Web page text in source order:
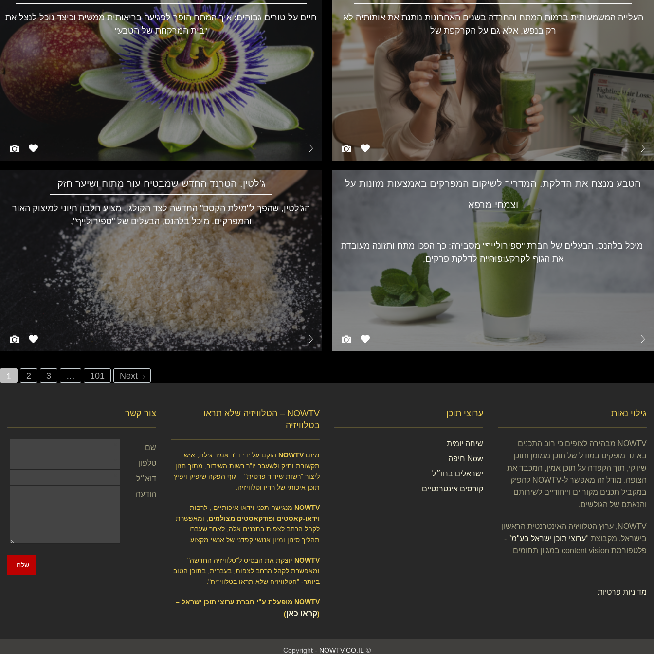
העלייה המשמעותית ברמות המתח והחרדה בשנים האחרונות נותנת את אותותיה לא
רק בנפש, אלא גם על הקרקפת של
חיים על טורים גבוהים: איך המתח הופך לפגיעה בריאותית ממשית וכיצד נוכל לנצל את
"בית המרקחת של הטבע"
הטבע מנצח את הדלקת: המדריך לשיקום המפרקים באמצעות מזונות על
וצמחי מרפא
בריאות
מיכל בלהנס, הבעלים של חברת "ספירולייף" מסבירה: כך הפכו מתח ותזונה מעובדת
את הגוף לקרקע פורייה לדלקת פרקים,
ג'לטין: הטרנד החדש שמבטיח עור מתוח ושיער חזק
הג'לטין, שהפך ל"מילת הקסם" החדשה לצד הקולגן, מציע חלבון חיוני למיצוק האור
והמפרקים. מיכל בלהנס, הבעלים של "ספירולייף",
1 2 3 … 101 Next
צור קשר
שם
טלפון
דוא״ל
הודעה
שלח
NOWTV – הטלוויזיה שלא תראו
בטלוויזיה
מיזם NOWTV הוקם על ידי ד"ר אמיר גילת, איש
תקשורת ותיק ולשעבר יו"ר רשות השידור, מתוך חזון
ליצור "רשות שידור פרטית" – גוף הפקה שיפיק ויפיץ
תוכן איכותי של רדיו וטלוויזיה.
NOWTV מנגישה תכני וידאו איכותיים , לרבות
וידאו-קאסטים ופודקאסטים מצולמים , ומאפשרת
לקהל הרחב לצפות בתכנים אלה, לאחר שעברו
תהליך סינון ומיון אנושי קפדני של אנשי מקצוע.
NOWTV יוצקת את הבסיס ל"טלוויזיה החדשה"
ומאפשרת לקהל הרחב לצפות, בעברית, בתוכן הטוב
ביותר- "הטלוויזיה שלא תראו בטלוויזיה".
NOWTV מופעלת ע"י חברת ערוצי תוכן ישראל –
(קראו כאן)
ערוצי תוכן
שיחה יומית
Now חיפה
ישראלים בחו״ל
קורסים אינטרנטיים
גילוי נאות
NOWTV מבהירה לצופים כי רוב התכנים
באתר מופקים במודל של תוכן ממומן ותוכן
שיווקי, תוך הקפדה על תוכן אמין, המכבד את
הצופה. מודל זה מאפשר ל-NOWTV להפיק
במקביל תכנים מקוריים וייחודיים לשירותם
והנאתם של הגולשים.
NOWTV, ערוץ הטלוויזיה האינטרנטית הראשון
בישראל, מקבוצת "ערוצי תוכן ישראל בע"מ" -
פלטפורמת content vision במגוון תחומים
מדיניות פרטיות
© Copyright -
NOWTV.CO.IL